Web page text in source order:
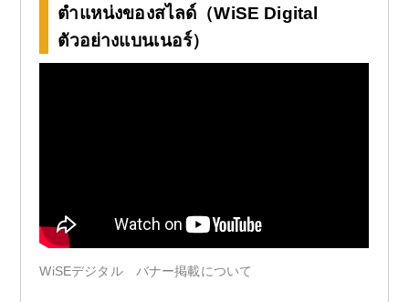
ตำแหน่งของสไลด์（WiSE Digital
ตัวอย่างแบนเนอร์）
WiSEデジタル バナー掲載について